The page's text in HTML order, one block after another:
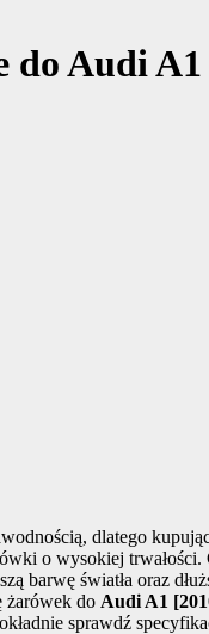
Audi A1
dlatego
o wysokiej
barwę światła oraz
żarówek do Audi A1
sprawdź